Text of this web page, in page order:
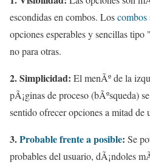
escondidas en combos. Loscombos
opciones esperables y sencillas
no para otras.
2. Simplicidad: El menÃº de la
pÃ¡ginas de proceso (bÃºsqueda)
sentido ofrecer opciones a mitad de
3.Probable frente a posible: Se
probables del usuario, dÃ¡ndoles